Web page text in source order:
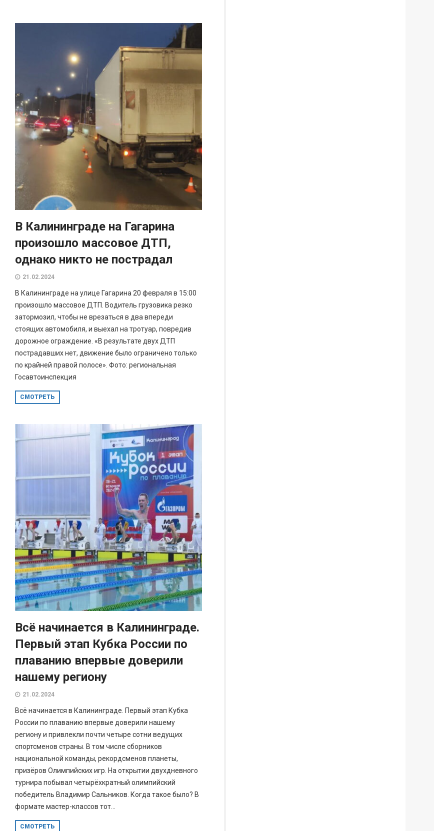
В Калининграде на Гагарина
произошло массовое ДТП,
однако никто не пострадал
21.02.2024
В Калининграде на улице Гагарина 20 февраля в 15:00
произошло массовое ДТП. Водитель грузовика резко
затормозил, чтобы не врезаться в два впереди
стоящих автомобиля, и выехал на тротуар, повредив
дорожное ограждение. «В результате двух ДТП
пострадавших нет, движение было ограничено только
по крайней правой полосе». Фото: региональная
Госавтоинспекция
СМОТРЕТЬ
Всё начинается в Калининграде.
Первый этап Кубка России по
плаванию впервые доверили
нашему региону
21.02.2024
Всё начинается в Калининграде. Первый этап Кубка
России по плаванию впервые доверили нашему
региону и привлекли почти четыре сотни ведущих
спортсменов страны. В том числе сборников
национальной команды, рекордсменов планеты,
призёров Олимпийских игр. На открытии двухдневного
турнира побывал четырёхкратный олимпийский
победитель Владимир Сальников. Когда такое было? В
формате мастер-классов тот...
СМОТРЕТЬ